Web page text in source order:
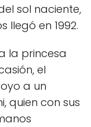
sol naciente,
llegó en 1992.
la princesa
el
a un
quien con sus